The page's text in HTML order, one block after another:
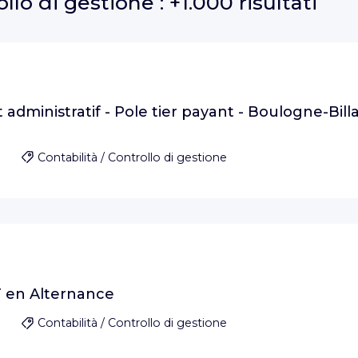
administratif - Pole tier payant - Boulogne-
Contabilità / Controllo di gestione
en Alternance
Contabilità / Controllo di gestione